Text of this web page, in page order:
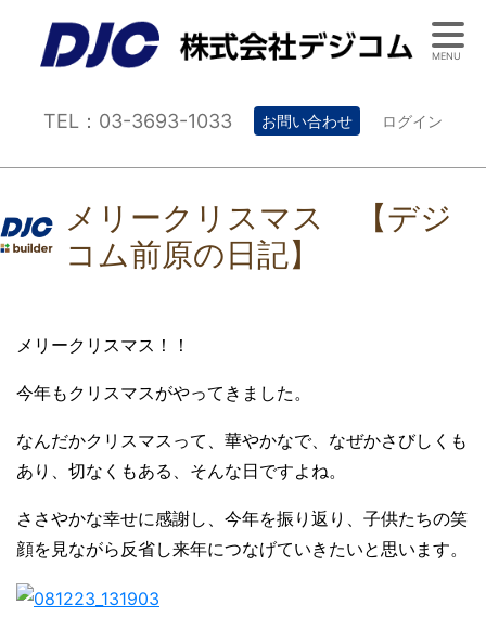
TEL：03-3693-1033 お問い合わせ ログイン
メリークリスマス 【デジ
コム前原の日記】
メリークリスマス！！
今年もクリスマスがやってきました。
なんだかクリスマスって、華やかなで、なぜかさびしくも
あり、切なくもある、そんな日ですよね。
ささやかな幸せに感謝し、今年を振り返り、子供たちの笑
顔を見ながら反省し来年につなげていきたいと思います。
MENU